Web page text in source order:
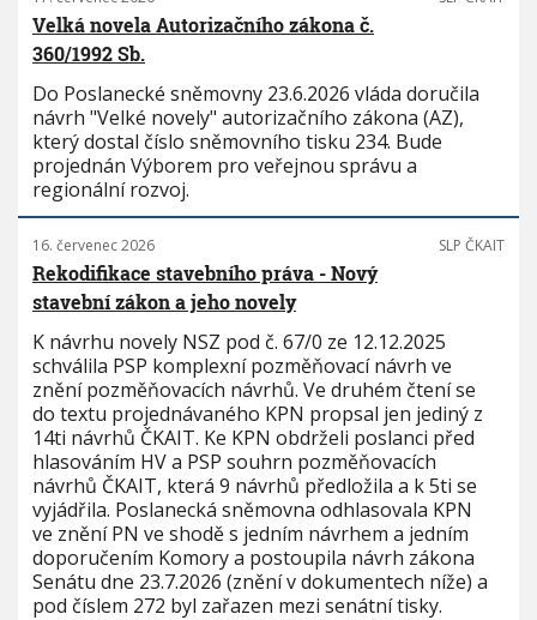
Velká novela Autorizačního zákona č.
360/1992 Sb.
Do Poslanecké sněmovny 23.6.2026 vláda doručila
návrh "Velké novely" autorizačního zákona (AZ),
který dostal číslo sněmovního tisku 234. Bude
projednán Výborem pro veřejnou správu a
regionální rozvoj.
16. červenec 2026 SLP ČKAIT
Rekodifikace stavebního práva - Nový
stavební zákon a jeho novely
K návrhu novely NSZ pod č. 67/0 ze 12.12.2025
schválila PSP komplexní pozměňovací návrh ve
znění pozměňovacích návrhů. Ve druhém čtení se
do textu projednávaného KPN propsal jen jediný z
14ti návrhů ČKAIT. Ke KPN obdrželi poslanci před
hlasováním HV a PSP souhrn pozměňovacích
návrhů ČKAIT, která 9 návrhů předložila a k 5ti se
vyjádřila. Poslanecká sněmovna odhlasovala KPN
ve znění PN ve shodě s jedním návrhem a jedním
doporučením Komory a postoupila návrh zákona
Senátu dne 23.7.2026 (znění v dokumentech níže) a
pod číslem 272 byl zařazen mezi senátní tisky.